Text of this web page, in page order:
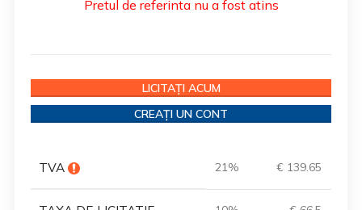
Pretul de referinta nu a fost atins
LICITAȚI ACUM
CREAȚI UN CONT
TVA 21% € 139.65